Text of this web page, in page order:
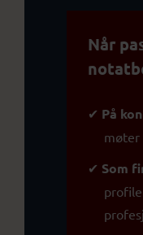
Når
✔ På
møter
✔ Som